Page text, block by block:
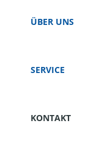
ÜBER UNS
SERVICE
KONTAKT